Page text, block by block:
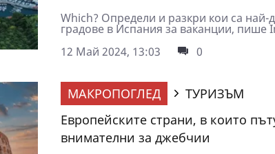
Which? Определи и разкри кои са
градове в Испания за ваканции, пише
12 Май 2024, 13:03
0
МАКРОПОГЛЕД
ТУРИЗЪМ
Европейските страни, в които
внимателни за джебчии